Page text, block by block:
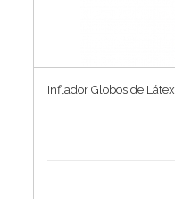
Inflador Globos de Látex